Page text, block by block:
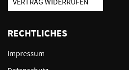
RECHTLICHES
Impressum